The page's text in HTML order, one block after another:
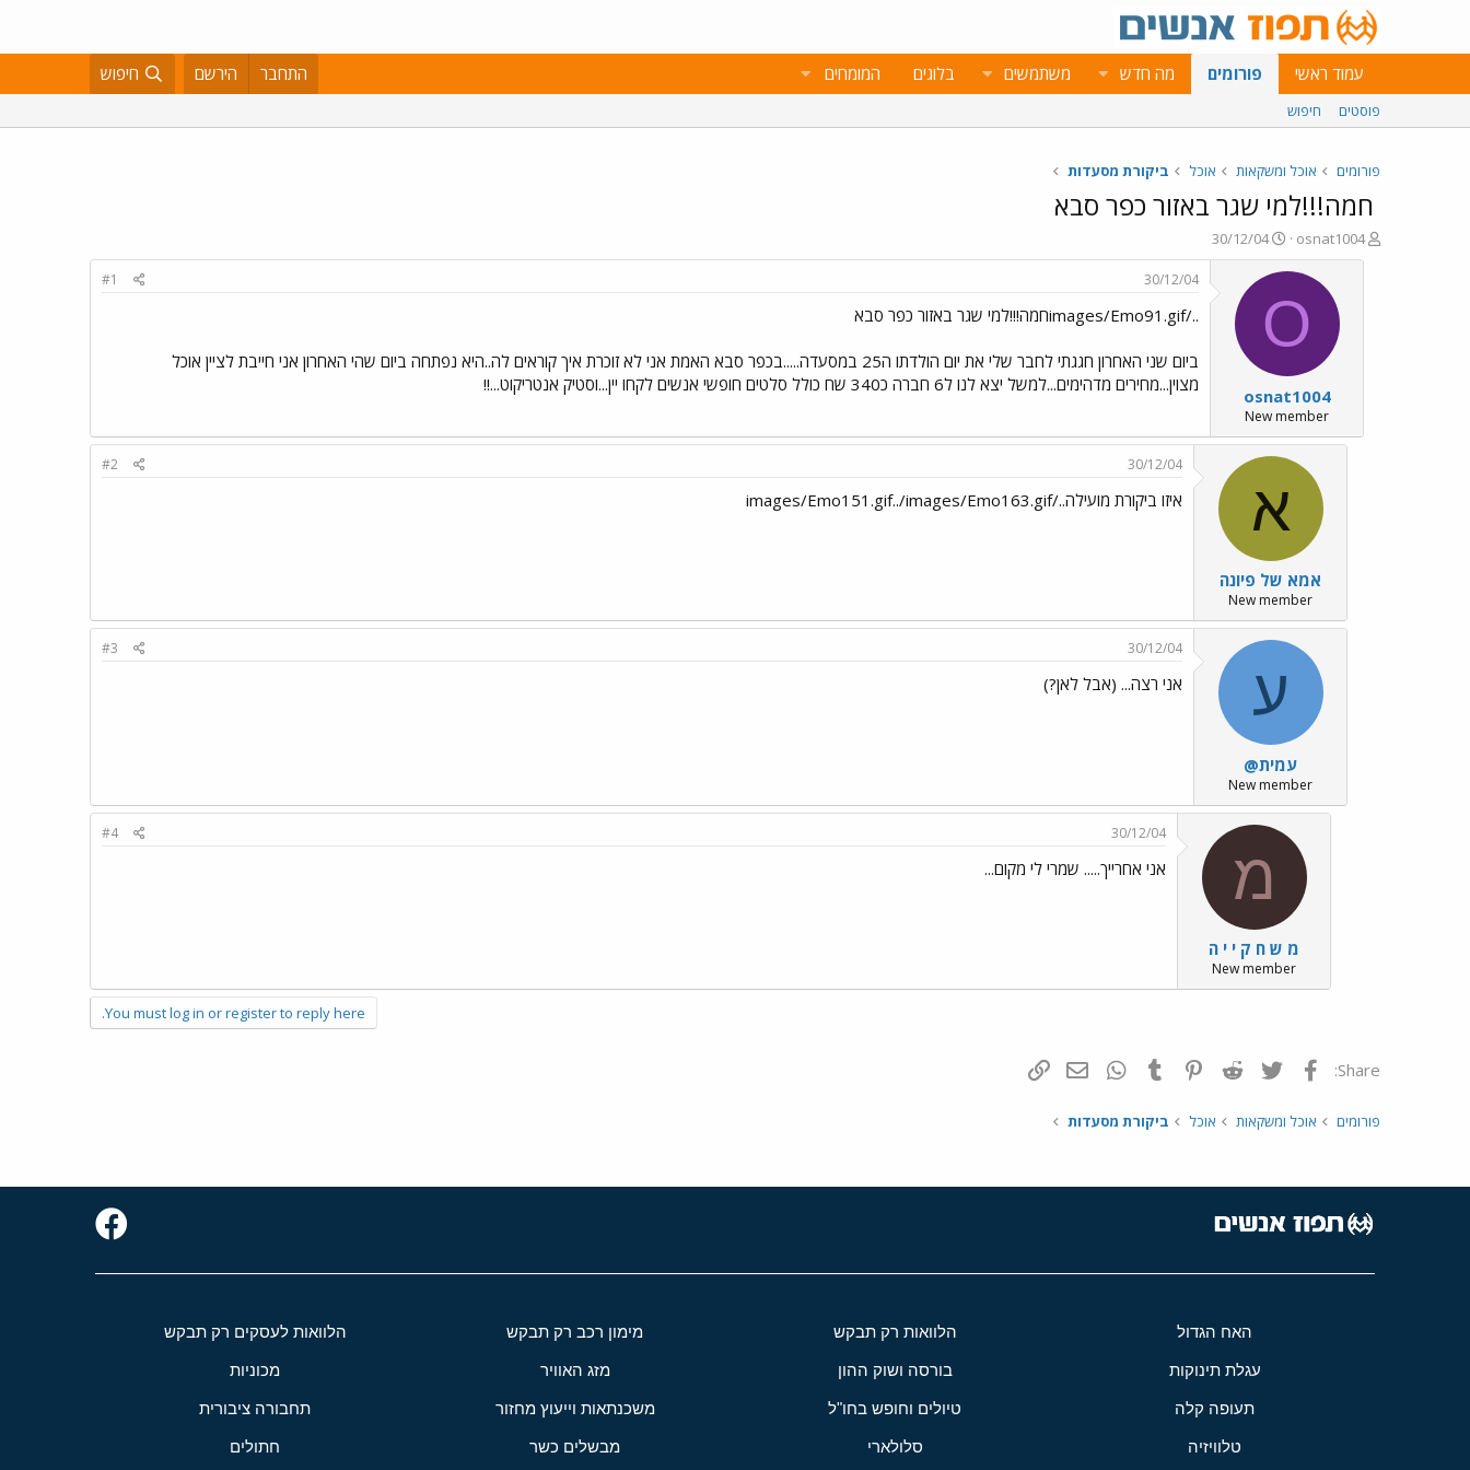
עמוד ראשי פורומים מה חדש משתמשים בלוגים המומחים התחבר הירשם חיפוש
פוסטים חיפוש
פורומים אוכל ומשקאות אוכל ביקורת מסעדות
חמה!!!למי שגר באזור כפר סבא
פ
ו
osnat1004
פ
ו
ר
ם
ב
א
ר
י
ך
30/12/04
O
osnat1004
New member
30/12/04
#1
../images/Emo91.gifחמה!!!למי שגר באזור כפר סבא
ביום שני האחרון חגגתי לחבר שלי את יום הולדתו ה25 במסעדה.....בכפר סבא האמת אני לא זוכרת איך קוראים לה..היא נפתחה ביום שהי האחרון אני חייבת לציין אוכל
מצוין...מחירים מדהימים...למשל יצא לנו ל6 חברה כ340 שח כולל סלטים חופשי אנשים לקחו יין...וסטיק אנטריקוט...!!
א
אמא של פיונה
New member
30/12/04
#2
איזו ביקורת מועילה../images/Emo151.gif../images/Emo163.gif
ע
עמית@
New member
30/12/04
#3
אני רצה... (אבל לאן?)
מ
מ ש ח ק י י ה
New member
30/12/04
#4
אני אחרייך..... שמרי לי מקום...
You must log in or register to reply here.
Share: פייסבוק Twitter
Reddit
Pinterest
Tumblr
WhatsAppדואר אלקטרוני
פורומים אוכל ומשקאות אוכל ביקורת מסעדות
האח הגדול הלוואות רק תבקש מימון רכב רק תבקש הלוואות לעסקים רק תבקש
עגלת תינוקות בורסה ושוק ההון מזג האוויר מכוניות
תעופה קלה טיולים וחופש בחו"ל משכנתאות וייעוץ מחזור תחבורה ציבורית
טלוויזיה סלולארי מבשלים כשר חתולים